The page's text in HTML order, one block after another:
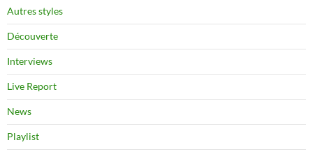
Autres styles
Découverte
Interviews
Live Report
News
Playlist